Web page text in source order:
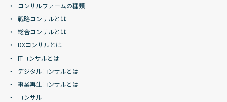
コンサルファームの種類
戦略コンサルとは
総合コンサルとは
DXコンサルとは
ITコンサルとは
デジタルコンサルとは
事業再生コンサルとは
コンサル